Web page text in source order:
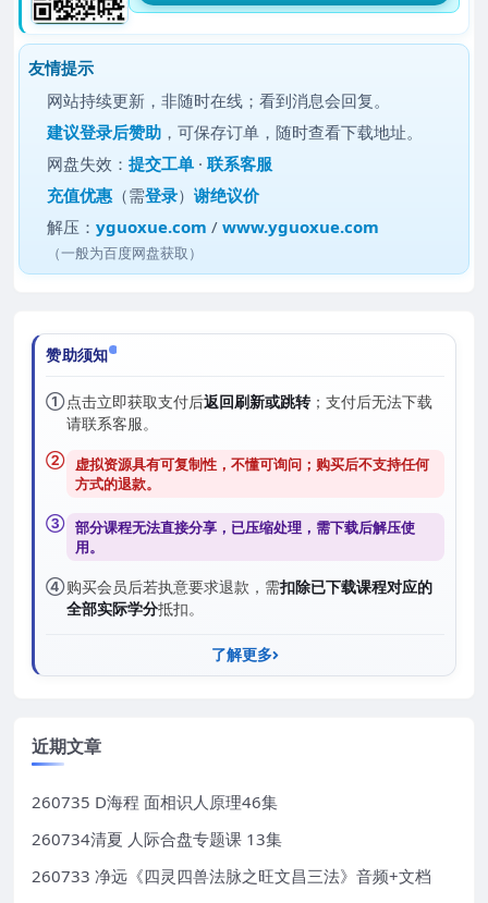
友情提示
网站持续更新，非随时在线；看到消息会回复。
建议登录后赞助 ，可保存订单，随时查看下载地址。
网盘失效：提交工单 ·联系客服
充值优惠 （需登录）谢绝议价
解压：yguoxue.com /www.yguoxue.com
（一般为百度网盘获取）
赞助须知
①点击立即获取支付后返回刷新或跳转；支付后无法下载
请联系客服。
② 虚拟资源具有可复制性，不懂可询问；购买后不支持任何
方式的退款。
③ 部分课程无法直接分享，已压缩处理，需下载后解压使
用。
④购买会员后若执意要求退款，需扣除已下载课程对应的
全部实际学分抵扣。
了解更多
近期文章
260735 D海程 面相识人原理46集
260734清夏 人际合盘专题课 13集
260733 净远《四灵四兽法脉之旺文昌三法》音频+文档